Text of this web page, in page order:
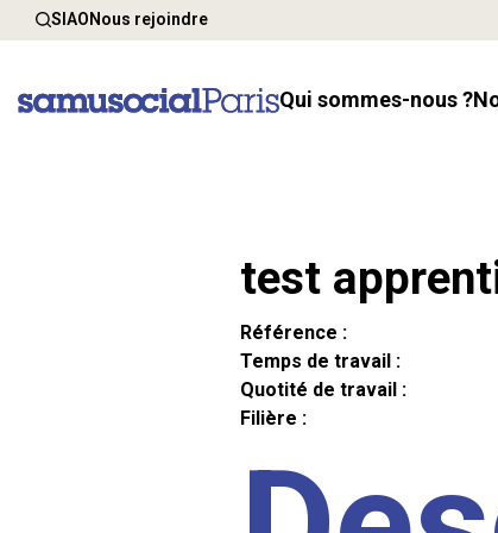
SIAONous rejoindre
Qui sommes-nous ?
test
Référence :
Temps de travail :
Quotité de travail :
Filière :